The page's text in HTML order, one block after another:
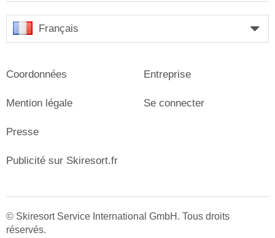
Français
Coordonnées
Mention légale
Presse
Entreprise
Se connecter
Publicité sur Skiresort.fr
© Skiresort Service International GmbH. Tous droits
réservés.